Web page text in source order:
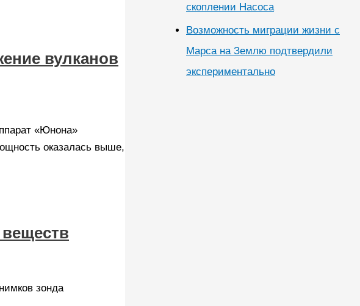
вулканов
«Юнона»
оказалась выше,
зонда
скоплении Насоса
Возможность миграции жизни с
Марса на Землю подтвердили
экспериментально